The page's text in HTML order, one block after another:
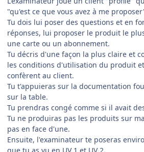
"qu'est ce que vous avez à me
Tu dois lui poser des questions et en
réponses, lui proposer le produit le
une carte ou un abonnement.
Tu décris d'une façon la plus claire et
les conditions d'utilisation du produit
confèrent au client.
Tu t'appuieras sur la documentation
sur la table.
Tu prendras congé comme si il avait
Tu ne produiras pas les produits sur
pas en face d'une.
Ensuite, l'examinateur te poseras